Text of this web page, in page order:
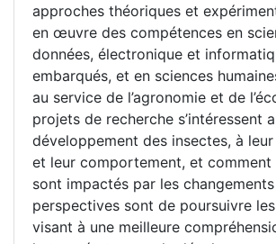
approches théoriques et
en œuvre des compétences en
données, électronique et
embarqués, et en sciences
au service de l’agronomie et de
projets de recherche s’intéressent
développement des insectes, à
et leur comportement, et comment
sont impactés par les
perspectives sont de poursuivre
visant à une meilleure